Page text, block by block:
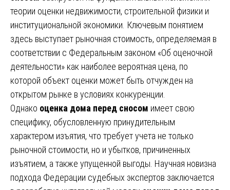
теории оценки недвижимости, строительной физики и
институциональной экономики. Ключевым понятием
здесь выступает рыночная стоимость, определяемая в
соответствии с Федеральным законом «Об оценочной
деятельности» как наиболее вероятная цена, по
которой объект оценки может быть отчужден на
открытом рынке в условиях конкуренции.
Однако оценка дома перед сносом имеет свою
специфику, обусловленную принудительным
характером изъятия, что требует учета не только
рыночной стоимости, но и убытков, причиненных
изъятием, а также упущенной выгоды. Научная новизна
подхода Федерации судебных экспертов заключается